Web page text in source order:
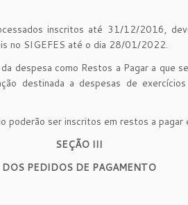
inscritos até 31/12/2016,
no SIGEFES até o dia 28/01/2022.
despesa como Restos a Pagar a que
destinada a despesas de
poderão ser inscritos em restos a
SEÇÃO III
DOS PEDIDOS DE PAGAMENTO